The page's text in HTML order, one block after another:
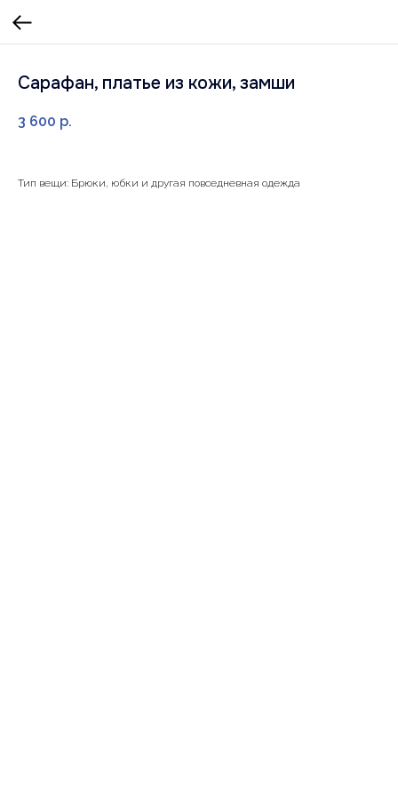
Сарафан, платье из кожи, замши
3 600 р.
Тип вещи: Брюки, юбки и другая повседневная одежда